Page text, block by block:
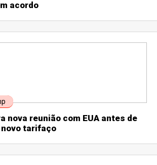
acordo
nova reunião com EUA antes de
tarifaço